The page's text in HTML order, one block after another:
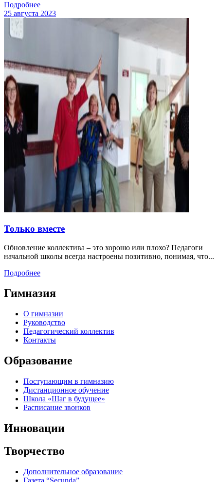
Подробнее
25 августа 2023
Только вместе
Обновление коллектива – это хорошо или плохо? Педагоги
начальной школы всегда настроены позитивно, понимая, что...
Подробнее
Гимназия
О гимназии
Руководство
Педагогический коллектив
Контакты
Образование
Поступающим в гимназию
Дистанционное обучение
Школа «Шаг в будущее»
Расписание звонков
Инновации
Творчество
Дополнительное образование
Газета “Secunda”